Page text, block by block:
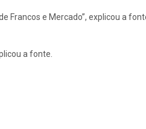
e Mercado”, explicou a
a fonte.